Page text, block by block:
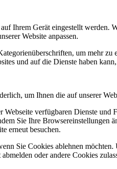
Ihrem Gerät eingestellt werden.
Website anpassen.
um mehr
und auf die Dienste haben
um Ihnen die auf unserer
Webseite verfügbaren Dienste
Sie Ihre Browsereinstellungen
erneut besuchen.
Sie Cookies ablehnen
oder andere Cookies